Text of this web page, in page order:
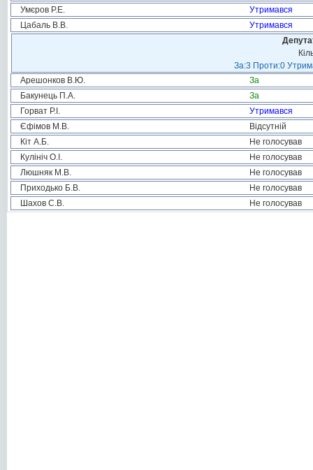
Умєров Р.Е.
Утримався
Цабаль В.В.
Утримався
За:3 Проти:0
Арешонков В.Ю.
За
Бакунець П.А.
За
Горват Р.І.
Утримався
Єфімов М.В.
Відсутній
Кіт А.Б.
Не голосував
Кулініч О.І.
Не голосував
Люшняк М.В.
Не голосував
Приходько Б.В.
Не голосував
Шахов С.В.
Не голосував